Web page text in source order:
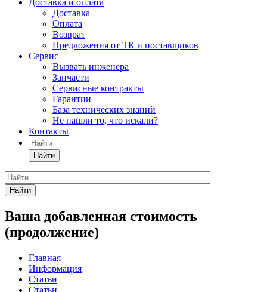
Доставка и оплата
Доставка
Оплата
Возврат
Предложения от ТК и поставщиков
Сервис
Вызвать инженера
Запчасти
Сервисные контракты
Гарантии
База технических знаний
Не нашли то, что искали?
Контакты
Найти
Найти
Ваша добавленная стоимость
(продолжение)
Главная
Информация
Статьи
Статьи